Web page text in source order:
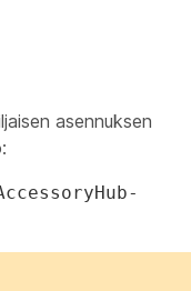
asennuksen